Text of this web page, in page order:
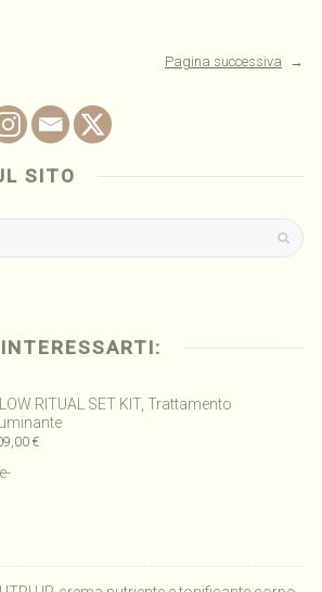
Pagina successiva →
SITO
RITUAL SET KIT, Trattamento
€